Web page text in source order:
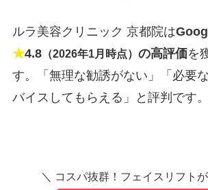
ルラ美容クリニック 京都院は
★4.8（2026年1月時点） の高評価を
す。「無理な勧誘がない」「必要
バイスしてもらえる」と評判です。
＼ コスパ抜群！フェイスリフト